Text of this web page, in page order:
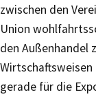
zwischen den
Union
den Außenhandel
gerade für die